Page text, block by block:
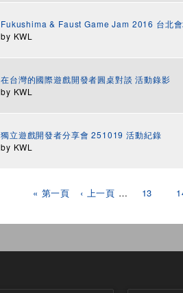
Fukushima & Faust Game Jam 2016 台北
by KWL
在台灣的國際遊戲開發者圓桌對談 活動錄影
by KWL
獨立遊戲開發者分享會 251019 活動紀錄
by KWL
« 第一頁 ‹ 上一頁 … 13